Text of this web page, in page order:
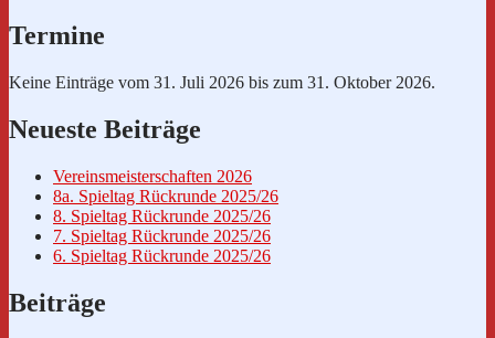
Termine
Keine Einträge vom 31. Juli 2026 bis zum 31. Oktober 2026.
Neueste Beiträge
Vereinsmeisterschaften 2026
8a. Spieltag Rückrunde 2025/26
8. Spieltag Rückrunde 2025/26
7. Spieltag Rückrunde 2025/26
6. Spieltag Rückrunde 2025/26
Beiträge